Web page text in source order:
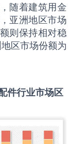
随着建筑用金
亚洲地区市场
则保持相对稳
区市场份额为
件行业市场区